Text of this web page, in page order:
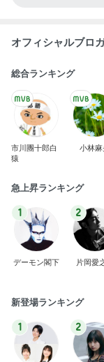
オフィシャルブロ
総合ランキング
市川團十郎白
猿
小林麻
急上昇ランキング
1
デーモン閣下
2
片岡愛
新登場ランキング
1 2